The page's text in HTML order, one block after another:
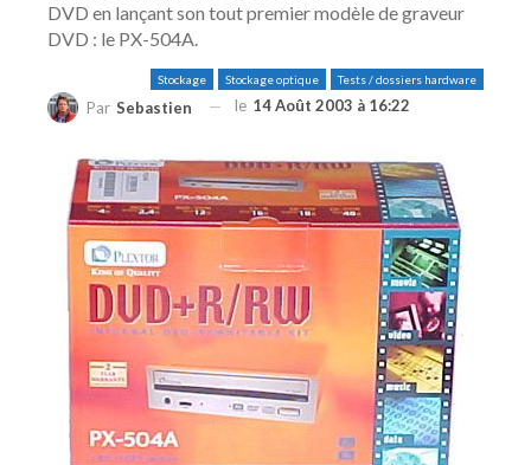
DVD en lançant son tout premier modèle de graveur
DVD : le PX-504A.
Stockage Stockage optique Tests / dossiers hardware
Par Sebastien le 14 Août 2003 à 16:22